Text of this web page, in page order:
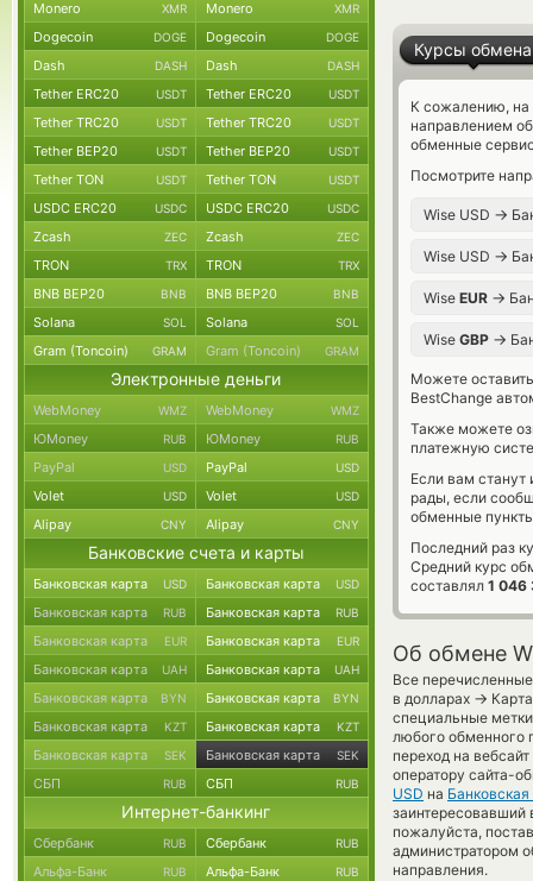
Курсы обмена
К сожалению, на
направлением
обменные
Посмотрите
Wise USD →
Wise USD →
Wise EUR →
Wise GBP →
Можете
BestChange
Также можете
платежную
Если вам
рады, если
обменные
Последний раз
Средний курс
составлял 1 046
Об обмене
Все
в долларах →
специальные
любого обменного
переход на
оператору сайта-
USD на Банковская
заинтересовавший
пожалуйста,
администратором
направления.
Monero XMR Monero XMR
Dogecoin DOGE Dogecoin DOGE
Dash DASH Dash DASH
Tether ERC20 USDT Tether ERC20 USDT
Tether TRC20 USDT Tether TRC20 USDT
Tether BEP20 USDT Tether BEP20 USDT
Tether TON USDT Tether TON USDT
USDC ERC20 USDC USDC ERC20 USDC
Zcash ZEC Zcash ZEC
TRON TRX TRON TRX
BNB BEP20 BNB BNB BEP20 BNB
Solana SOL Solana SOL
Gram (Toncoin) GRAM Gram (Toncoin) GRAM
Электронные деньги
WebMoney WMZ WebMoney WMZ
ЮMoney RUB ЮMoney RUB
PayPal USD PayPal USD
Volet USD Volet USD
Alipay CNY Alipay CNY
Банковские счета и карты
Банковская карта USD Банковская карта USD
Банковская карта RUB Банковская карта RUB
Банковская карта EUR Банковская карта EUR
Банковская карта UAH Банковская карта UAH
Банковская карта BYN Банковская карта BYN
Банковская карта KZT Банковская карта KZT
Банковская карта SEK Банковская карта SEK
СБП RUB СБП RUB
Интернет-банкинг
Сбербанк RUB Сбербанк RUB
Альфа-Банк RUB Альфа-Банк RUB